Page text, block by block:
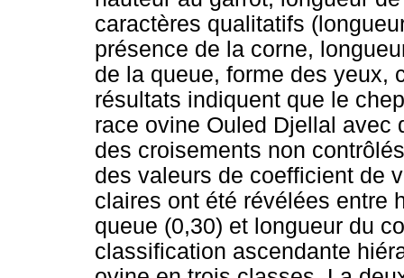
caractères qualitatifs
présence de la corne,
de la queue, forme des yeux,
résultats indiquent que le
race ovine Ouled Djellal avec
des croisements non
des valeurs de coefficient de
claires ont été révélées entre
queue (0,30) et longueur du
classification ascendante